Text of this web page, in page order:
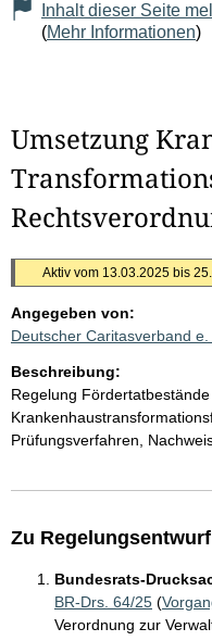
Inhalt dieser Seite
(Mehr Informationen)
Umsetzung
Aktiv vom 13.03.2025 bis
Angegeben von:
Deutscher Caritasverband
Beschreibung:
Regelung
Prüfungsverfahren,
Zu Regelungsentwurf
Bundesrats-
BR-Drs. 64/25 (
Verordnung zur